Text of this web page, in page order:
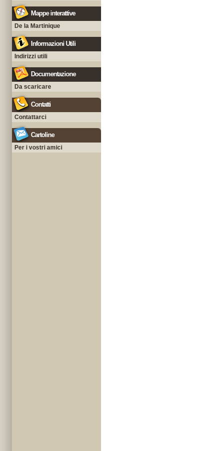
Mappe interattive
De la Martinique
Informazioni Utili
Indirizzi utili
Documentazione
Da scaricare
Contatti
Contattarci
Cartoline
Per i vostri amici